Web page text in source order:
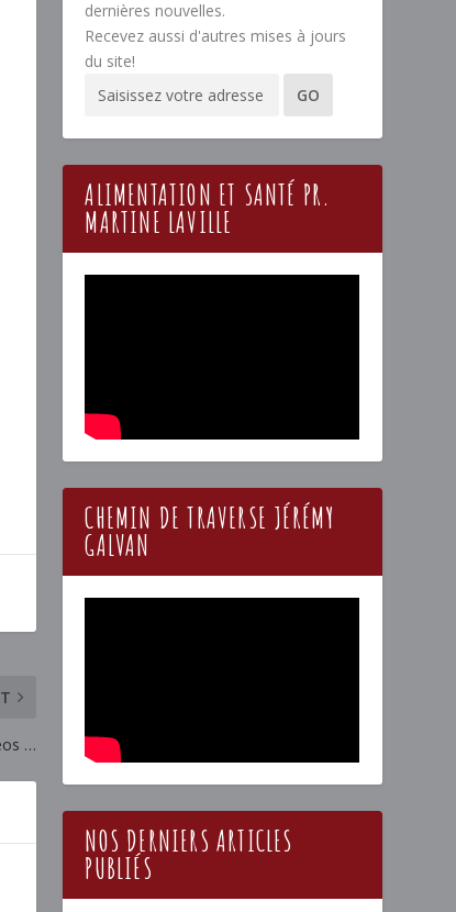
…
dernières nouvelles.
Recevez aussi d'autres mises à jours
du site!
ALIMENTATION ET SANTÉ PR.
MARTINE LAVILLE
CHEMIN DE TRAVERSE JÉRÉMY
GALVAN
NOS DERNIERS ARTICLES
PUBLIÉS